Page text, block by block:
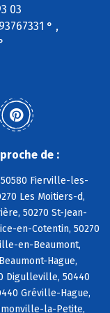
03
° ,
de :
Fierville-les-
Les Moitiers-d,
50270 St-Jean-
en-Cotentin, 50270
en-Beaumont,
Hague,
Digulleville, 50440
Gréville-Hague,
la-Petite,